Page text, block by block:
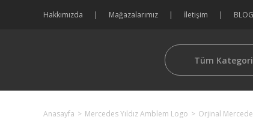
Hakkımızda Mağazalarımız İletişim BLOG
Tüm
Anasayfa Mercedes Yıldız Amblem Logo Orjinal